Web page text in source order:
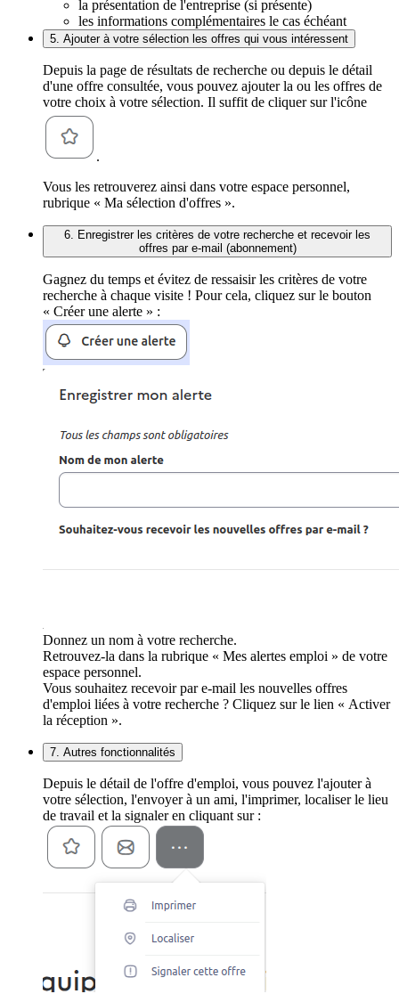
la présentation de l'entreprise (si présente)
les informations complémentaires le cas échéant
5. Ajouter à votre sélection les offres qui vous intéressent
Depuis la page de résultats de recherche ou depuis le détail
d'une offre consultée, vous pouvez ajouter la ou les offres de
votre choix à votre sélection. Il suffit de cliquer sur l'icône
.
Vous les retrouverez ainsi dans votre espace personnel,
rubrique « Ma sélection d'offres ».
6. Enregistrer les critères de votre recherche et recevoir les
offres par e-mail (abonnement)
Gagnez du temps et évitez de ressaisir les critères de votre
recherche à chaque visite ! Pour cela, cliquez sur le bouton
« Créer une alerte » :
Donnez un nom à votre recherche.
Retrouvez-la dans la rubrique « Mes alertes emploi » de votre
espace personnel.
Vous souhaitez recevoir par e-mail les nouvelles offres
d'emploi liées à votre recherche ? Cliquez sur le lien « Activer
la réception ».
7. Autres fonctionnalités
Depuis le détail de l'offre d'emploi, vous pouvez l'ajouter à
votre sélection, l'envoyer à un ami, l'imprimer, localiser le lieu
de travail et la signaler en cliquant sur :